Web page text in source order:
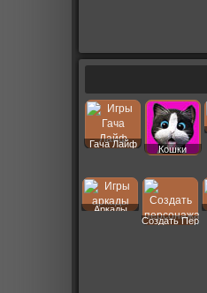
Гача Лайф
Кошки
Аркады
Создать Пер